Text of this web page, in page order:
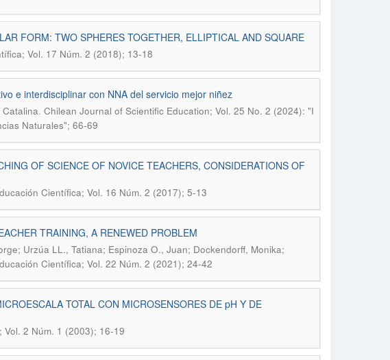
FORM: TWO SPHERES TOGETHER, ELLIPTICAL AND SQUARE
Vol. 17 Núm. 2 (2018); 13-18
e interdisciplinar con NNA del servicio mejor niñez
. Chilean Journal of Scientific Education; Vol. 25 No. 2 (2024): "I
Naturales"; 66-69
OF SCIENCE OF NOVICE TEACHERS, CONSIDERATIONS OF
Científica; Vol. 16 Núm. 2 (2017); 5-13
TRAINING, A RENEWED PROBLEM
Urzúa LL., Tatiana; Espinoza O., Juan; Dockendorff, Monika;
Científica; Vol. 22 Núm. 2 (2021); 24-42
TOTAL CON MICROSENSORES DE pH Y DE
2 Núm. 1 (2003); 16-19